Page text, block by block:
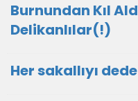
Burnundan Kıl
Delikanlılar(!)
Her sakallıyı